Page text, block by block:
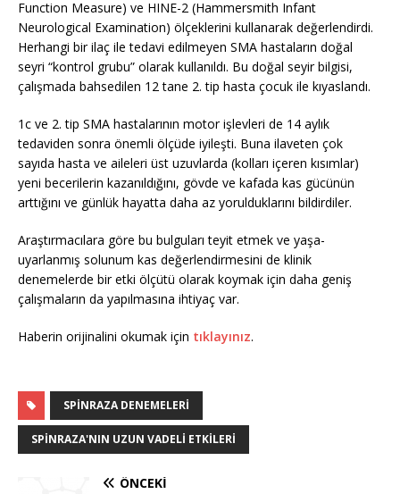
Function Measure) ve HINE-2 (Hammersmith Infant
Neurological Examination) ölçeklerini kullanarak değerlendirdi.
Herhangi bir ilaç ile tedavi edilmeyen SMA hastaların doğal
seyri “kontrol grubu” olarak kullanıldı. Bu doğal seyir bilgisi,
çalışmada bahsedilen 12 tane 2. tip hasta çocuk ile kıyaslandı.
1c ve 2. tip SMA hastalarının motor işlevleri de 14 aylık
tedaviden sonra önemli ölçüde iyileşti. Buna ilaveten çok
sayıda hasta ve aileleri üst uzuvlarda (kolları içeren kısımlar)
yeni becerilerin kazanıldığını, gövde ve kafada kas gücünün
arttığını ve günlük hayatta daha az yorulduklarını bildirdiler.
Araştırmacılara göre bu bulguları teyit etmek ve yaşa-
uyarlanmış solunum kas değerlendirmesini de klinik
denemelerde bir etki ölçütü olarak koymak için daha geniş
çalışmaların da yapılmasına ihtiyaç var.
Haberin orijinalini okumak için tıklayınız.
SPINRAZA DENEMELERI
SPINRAZA'NIN UZUN VADELI ETKILERI
ÖNCEKI